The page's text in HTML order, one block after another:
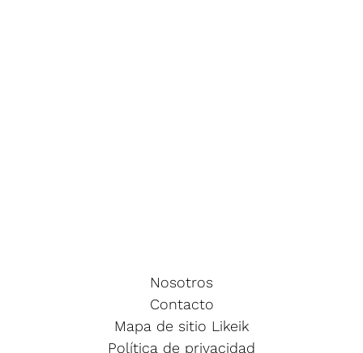
Nosotros
Contacto
Mapa de sitio Likeik
Política de privacidad